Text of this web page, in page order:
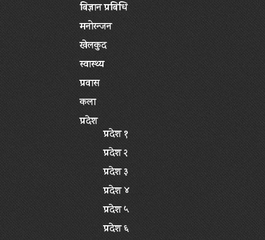
बिज्ञान प्रबिधि
मनोरन्जन
खेलकुद
स्वास्थ्य
प्रवास
कला
प्रदेश
प्रदेश १
प्रदेश २
प्रदेश ३
प्रदेश ४
प्रदेश ५
प्रदेश ६